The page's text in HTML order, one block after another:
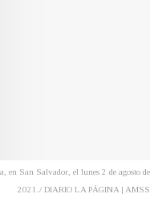
en San Salvador, el lunes 2 de agosto de
2021./ DIARIO LA PÁGINA | AMSS